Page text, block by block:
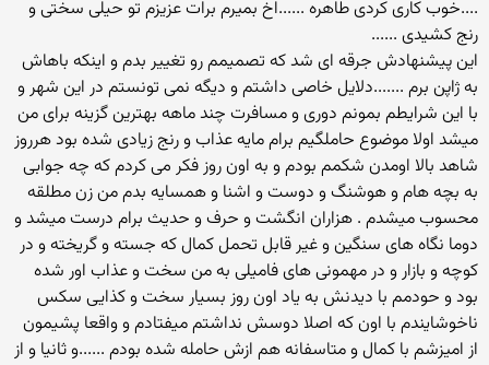
....خوب کاری کردی طاهره ......اخ بمیرم برات عزیزم تو حیلی سختی و
رنج کشیدی ......
این پیشنهادش جرقه ای شد که تصمیمم رو تغییر بدم و اینکه باهاش
به ژاپن برم .......دلایل خاصی داشتم و دیگه نمی تونستم در این شهر و
با این شرایطم بمونم دوری و مسافرت چند ماهه بهترین گزینه برای من
میشد اولا موضوع حاملگیم برام مایه عذاب و رنج زیادی شده بود هرروز
شاهد بالا اومدن شکمم بودم و به اون روز فکر می کردم که چه جوابی
به بچه هام و هوشنگ و دوست و اشنا و همسایه بدم من زن مطلقه
محسوب میشدم . هزاران انگشت و حرف و حدیث برام درست میشد و
دوما نگاه های سنگین و غیر قابل تحمل کمال که جسته و گریخته و در
کوچه و بازار و در مهمونی های فامیلی به من سخت و عذاب اور شده
بود و حودمم با دیدنش به یاد اون روز بسیار سخت و کذایی سکس
ناخوشایندم با اون که اصلا دوسش نداشتم میفتادم و واقعا پشیمون
از امیزشم با کمال و متاسفانه هم ازش حامله شده بودم ......و ثانیا و از